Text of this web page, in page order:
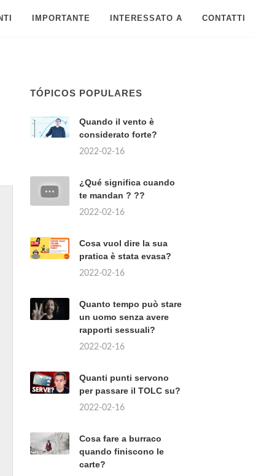
IMPORTANTE INTERESSATO A CONTATTI
TÓPICOS POPULARES
Quando il vento è
considerato forte?
2022-02-16
¿Qué significa cuando
te mandan ? ??
2022-02-16
Cosa vuol dire la sua
pratica è stata evasa?
2022-02-16
Quanto tempo può stare
un uomo senza avere
rapporti sessuali?
2022-02-16
Quanti punti servono
per passare il TOLC su?
2022-02-16
Cosa fare a burraco
quando finiscono le
carte?